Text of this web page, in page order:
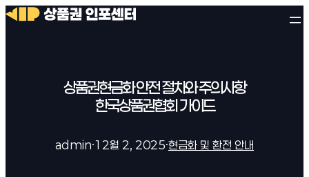
상품권현금화 안전 절차와 주의사항
한국상품권협회 가이드
admin·12월 2, 2025·현금화 및 환전 안내